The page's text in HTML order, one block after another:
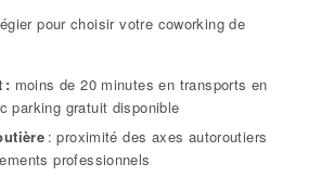
pour choisir votre coworking de
: moins de 20 minutes en transports en
parking gratuit disponible
: proximité des axes autoroutiers
professionnels